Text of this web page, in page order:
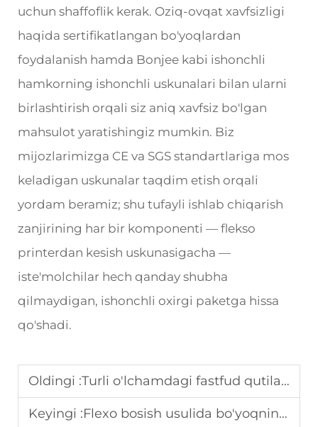
uchun shaffoflik kerak. Oziq-ovqat xavfsizligi
haqida sertifikatlangan bo'yoqlardan
foydalanish hamda Bonjee kabi ishonchli
hamkorning ishonchli uskunalari bilan ularni
birlashtirish orqali siz aniq xavfsiz bo'lgan
mahsulot yaratishingiz mumkin. Biz
mijozlarimizga CE va SGS standartlariga mos
keladigan uskunalar taqdim etish orqali
yordam beramiz; shu tufayli ishlab chiqarish
zanjirining har bir komponenti — flekso
printerdan kesish uskunasigacha —
iste'molchilar hech qanday shubha
qilmaydigan, ishonchli oxirgi paketga hissa
qo'shadi.
Oldingi :Turli o'lchamdagi fastfud qutilari uchun quticha apparati qanday sozlanadi
Keyingi :Flexo bosish usulida bo'yoqning smirilishini qanday hal qilish kerak